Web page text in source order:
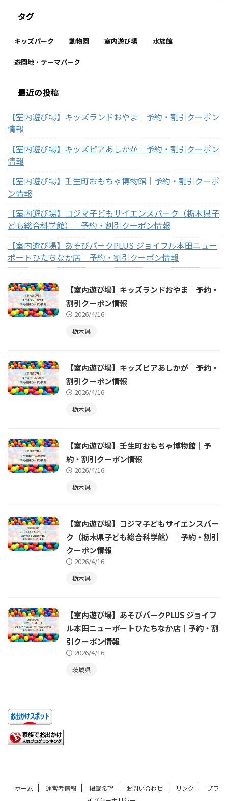
タグ
キッズパーク 動物園 室内遊び場 水族館
遊園地・テーマパーク
最近の投稿
【室内遊び場】キッズランドおやま｜予約・割引クーポン
情報
【室内遊び場】キッズピアあしかが｜予約・割引クーポン
情報
【室内遊び場】壬生町おもちゃ博物館｜予約・割引クーポ
ン情報
【室内遊び場】コジマ子どもサイエンスパーク（栃木県子
ども総合科学館）｜予約・割引クーポン情報
【室内遊び場】あそびパークPLUS ジョイフル本田ニュー
ポートひたちなか店｜予約・割引クーポン情報
【室内遊び場】キッズランドおやま｜予約・
割引クーポン情報
2026/4/16
栃木県
【室内遊び場】キッズピアあしかが｜予約・
割引クーポン情報
2026/4/16
栃木県
【室内遊び場】壬生町おもちゃ博物館｜予
約・割引クーポン情報
2026/4/16
栃木県
【室内遊び場】コジマ子どもサイエンスパー
ク（栃木県子ども総合科学館）｜予約・割引
クーポン情報
2026/4/16
栃木県
【室内遊び場】あそびパークPLUS ジョイフ
ル本田ニューポートひたちなか店｜予約・割
引クーポン情報
2026/4/16
茨城県
ホーム 運営者情報 掲載希望 お問い合わせ リンク
プラ